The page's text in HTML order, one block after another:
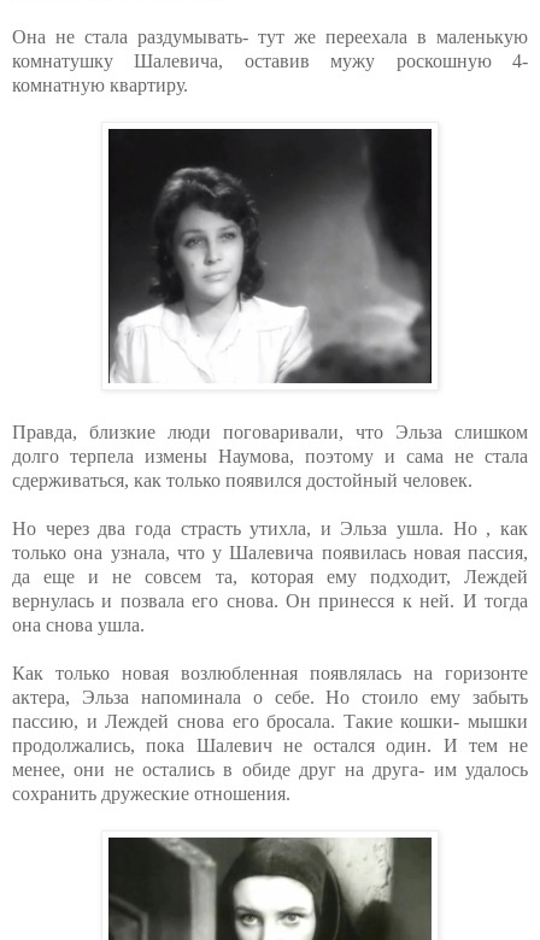
Она не стала раздумывать- тут же переехала в маленькую
комнатушку Шалевича, оставив мужу роскошную 4-
комнатную квартиру.
Правда, близкие люди поговаривали, что Эльза слишком
долго терпела измены Наумова, поэтому и сама не стала
сдерживаться, как только появился достойный человек.
Но через два года страсть утихла, и Эльза ушла. Но , как
только она узнала, что у Шалевича появилась новая пассия,
да еще и не совсем та, которая ему подходит, Леждей
вернулась и позвала его снова. Он принесся к ней. И тогда
она снова ушла.
Как только новая возлюбленная появлялась на горизонте
актера, Эльза напоминала о себе. Но стоило ему забыть
пассию, и Леждей снова его бросала. Такие кошки- мышки
продолжались, пока Шалевич не остался один. И тем не
менее, они не остались в обиде друг на друга- им удалось
сохранить дружеские отношения.